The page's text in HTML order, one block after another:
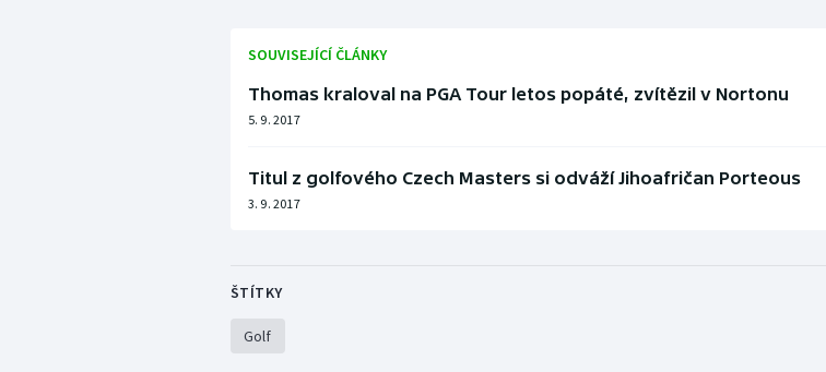
SOUVISEJÍCÍ ČLÁNKY
Thomas kraloval na PGA Tour letos popáté, zvítězil v Nortonu
5. 9. 2017
Titul z golfového Czech Masters si odváží Jihoafričan Porteous
3. 9. 2017
ŠTÍTKY
Golf